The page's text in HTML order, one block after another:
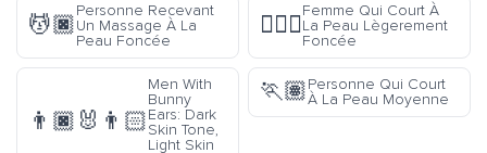
💆🏿
Personne Recevant
Un Massage À La
Peau Foncée
🏃🏾‍♀️
Femme Qui Court À
La Peau Lègerement
Foncée
👨🏿‍🐰‍👨🏻
Men With
Bunny
Ears: Dark
Skin Tone,
Light Skin
🏃🏽Personne Qui Court
À La Peau Moyenne